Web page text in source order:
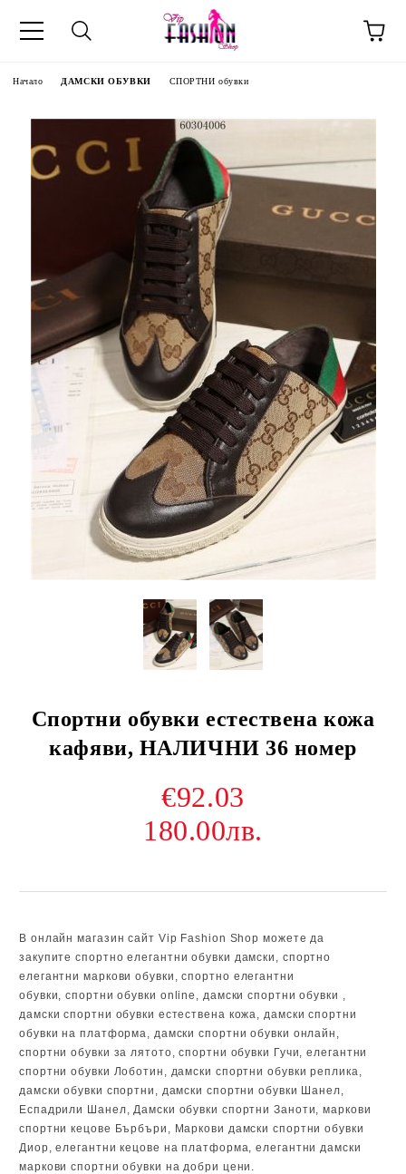
Начало ДАМСКИ ОБУВКИ СПОРТНИ обувки
Спортни обувки естествена кожа
кафяви, НАЛИЧНИ 36 номер
€92.03
180.00лв.
В онлайн магазин сайт Vip Fashion Shop можете да
закупитеспортно елегантни обувки дамски, спортно
елегантни маркови обувки,спортно елегантни
обувки,спортни обувки online, дамски спортни обувки ,
дамски спортни обувки естествена кожа, дамски спортни
обувки на платформа, дамски спортни обувки онлайн,
спортни обувки за лятото, спортни обувки Гучи, елегантни
спортни обувки Лоботин, дамски спортни обувки реплика,
дамски обувки спортни, дамски спортни обувки Шанел,
Еспадрили Шанел, Дамски обувки спортни Заноти, маркови
спортни кецове Бърбъри, Маркови дамски спортни обувки
Диор, елегантни кецове на платформа, елегантни дамски
маркови спортни обувки на добри цени.